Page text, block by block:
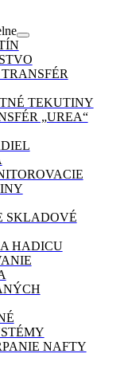
TEKUTINY
„UREA“
SKLADOVÉ
HADICU
NAFTY